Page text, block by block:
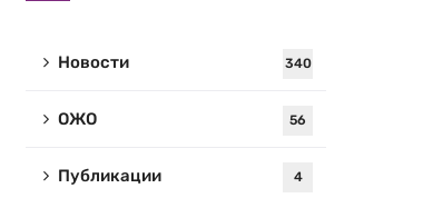
Новости 340
ОЖО 56
Публикации 4